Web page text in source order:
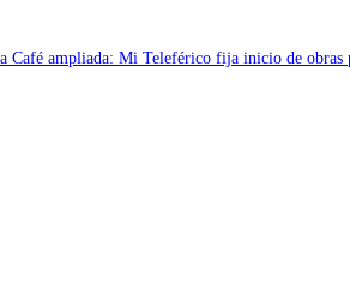
Café ampliada: Mi Teleférico fija inicio de obras